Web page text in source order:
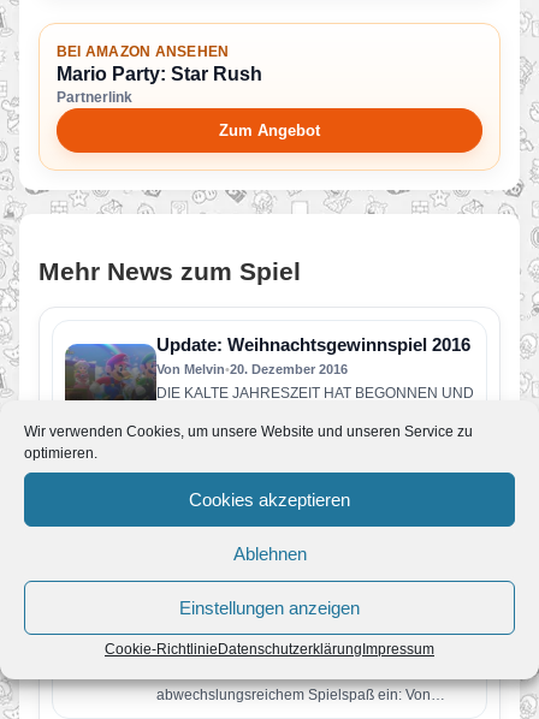
Wir verwenden Cookies, um unsere Website und unseren Service zu
optimieren.
Cookies akzeptieren
Ablehnen
Einstellungen anzeigen
Cookie-Richtlinie Datenschutzerklärung Impressum
BEI AMAZON ANSEHEN
Mario Party: Star Rush
Partnerlink
Zum Angebot
Mehr News zum Spiel
Update: Weihnachtsgewinnspiel 2016
Von Melvin•20. Dezember 2016
DIE KALTE JAHRESZEIT HAT BEGONNEN UND
IN ZUSAMMENARBEIT MIT NINTENDO…
„Mario Party: Star Rush“ erscheint am 7. Oktober
für Nintendo 3DS und Nintendo 2DS.
PM: Ab sofort am Start: Paper Mario:
Color Splash und Mario Party: Star
Von Melvin•7. Oktober 2016
abwechslungsreichem Spielspaß ein: Von